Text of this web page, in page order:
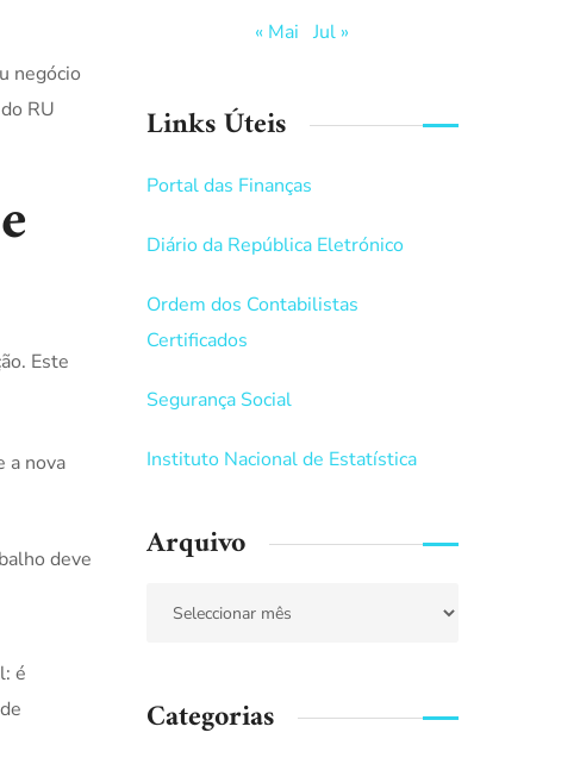
negócio
RU
Este
a nova
deve
é
« Mai Jul »
Links Úteis
Portal das Finanças
Diário da República Eletrónico
Ordem dos Contabilistas
Certificados
Segurança Social
Instituto Nacional de Estatística
Arquivo
Categorias